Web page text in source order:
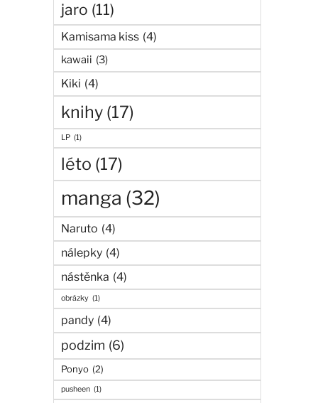
jaro (11)
Kamisama kiss (4)
kawaii (3)
Kiki (4)
knihy (17)
LP (1)
léto (17)
manga (32)
Naruto (4)
nálepky (4)
nástěnka (4)
obrázky (1)
pandy (4)
podzim (6)
Ponyo (2)
pusheen (1)